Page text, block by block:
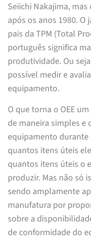
Seiichi Nakajima,
após os anos 1980.
pais da TPM (Total
português significa
produtividade. Ou
possível medir e
equipamento.
O que torna o OEE
de maneira simples e
equipamento
quantos itens úteis
quantos itens úteis o
produzir. Mas não só
sendo amplamente
manufatura por
sobre a
de conformidade do